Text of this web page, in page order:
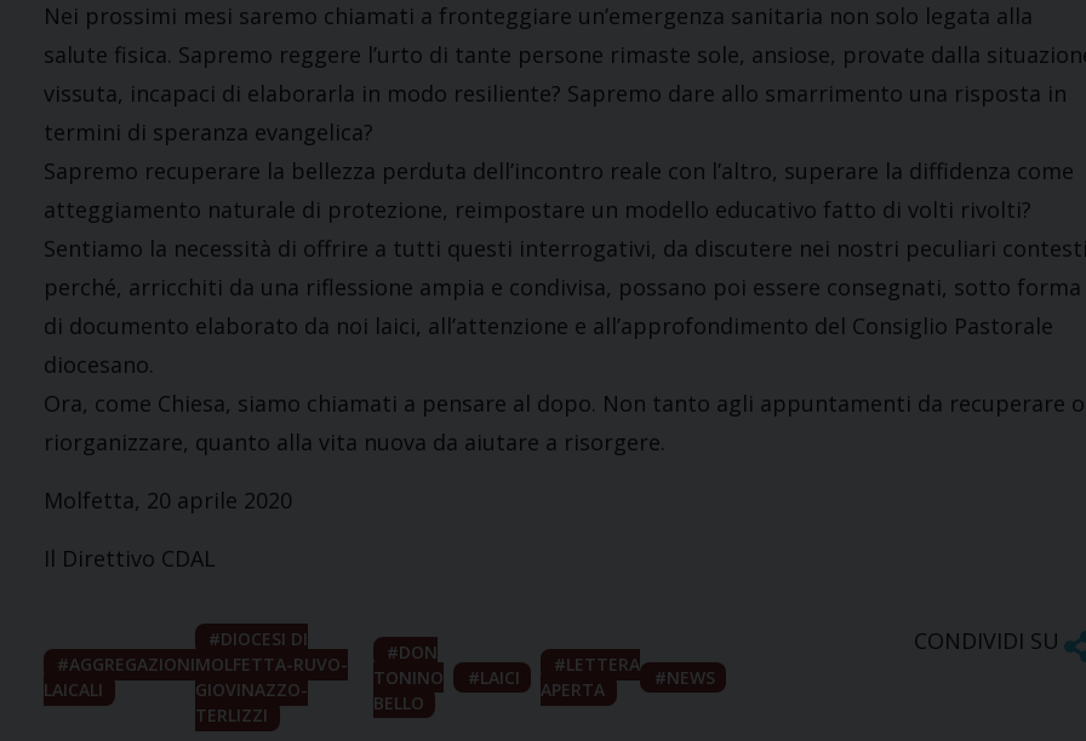
Nei prossimi mesi saremo chiamati a fronteggiare un’emergenza sanitaria non solo legata alla
salute fisica. Sapremo reggere l’urto di tante persone rimaste sole, ansiose, provate dalla
vissuta, incapaci di elaborarla in modo resiliente? Sapremo dare allo smarrimento una risposta in
termini di speranza evangelica?
Sapremo recuperare la bellezza perduta dell’incontro reale con l’altro, superare la diffidenza come
atteggiamento naturale di protezione, reimpostare un modello educativo fatto di volti rivolti?
Sentiamo la necessità di offrire a tutti questi interrogativi, da discutere nei nostri peculiari
perché, arricchiti da una riflessione ampia e condivisa, possano poi essere consegnati, sotto forma
di documento elaborato da noi laici, all’attenzione e all’approfondimento del Consiglio Pastorale
diocesano.
Ora, come Chiesa, siamo chiamati a pensare al dopo. Non tanto agli appuntamenti da recuperare o
riorganizzare, quanto alla vita nuova da aiutare a risorgere.
Molfetta, 20 aprile 2020
Il Direttivo CDAL
AGGREGAZIONI
LAICALI
DIOCESI DI
MOLFETTA-RUVO-
GIOVINAZZO-
TERLIZZI
DON
TONINO
BELLO
LAICI
LETTERA
APERTA
NEWS
CONDIVIDI SU